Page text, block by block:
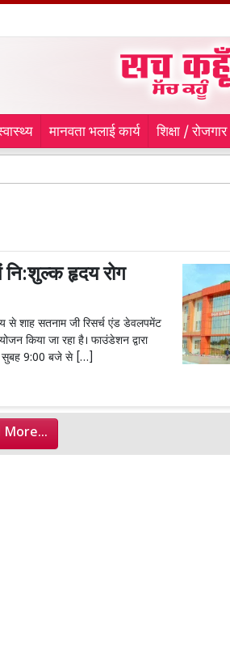
मानवता भलाई कार्य शिक्षा / रोजगार
हृदय रोग
शाह सतनाम जी रिसर्च एंड डेवलपमेंट
किया जा रहा है। फाउंडेशन द्वारा
सुबह 9:00 बजे से […]
More...